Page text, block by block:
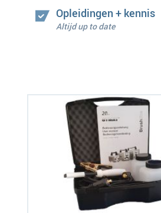
Opleidingen + kennis
Altijd up to date